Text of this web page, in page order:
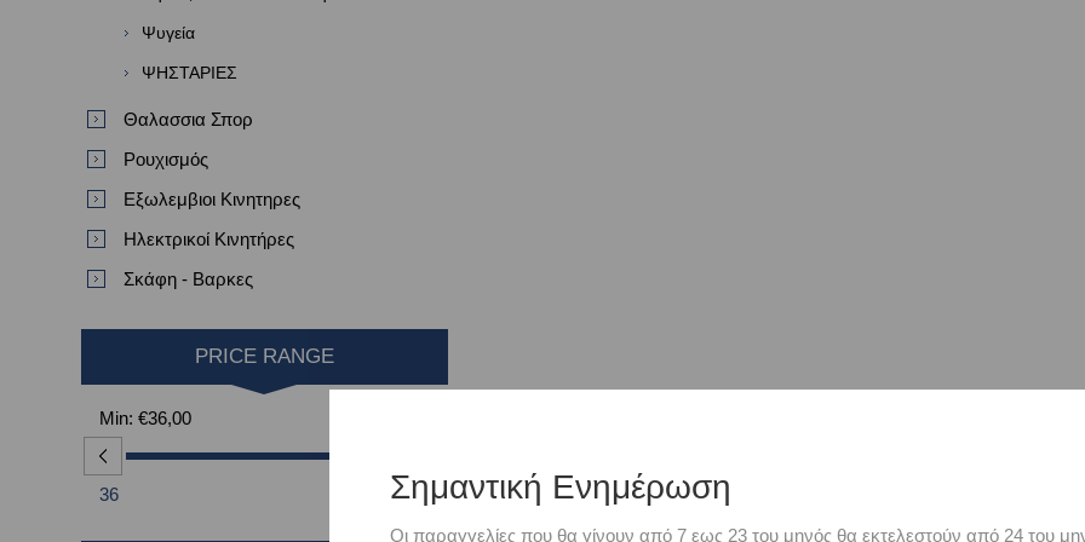
Ψυγεία
ΨΗΣΤΑΡΙΕΣ
Θαλασσια Σπορ
Ρουχισμός
Εξωλεμβιοι Κινητηρες
Ηλεκτρικοί Κινητήρες
Σκάφη - Βαρκες
PRICE RANGE
Min: €36,00
36 92
Σημαντική Ενημέρωση
Οι παραγγελίες που θα γίνουν από 7 εως 23 του μηνός θα εκτελεστούν από 24 του